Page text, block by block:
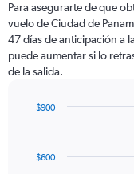
Para asegurarte de que
vuelo de Ciudad de
47 días de anticipación a
puede aumentar si lo
de la salida.
data
$600
$900